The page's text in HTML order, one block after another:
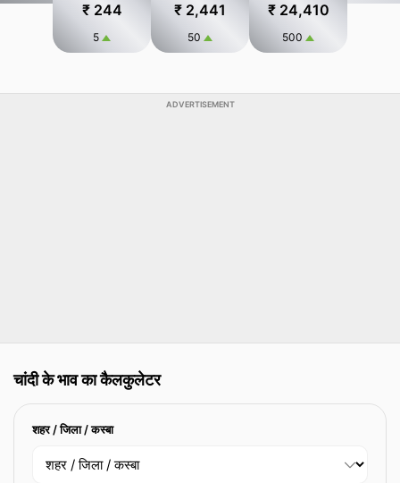
₹ 244
5
₹ 2,441
50
₹ 24,410
500
ADVERTISEMENT
चांदी के भाव का कैलकुलेटर
शहर / जिला / कस्बा